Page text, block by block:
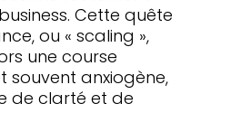
Cette quête
ou « scaling »,
une course
souvent anxiogène,
de clarté et de